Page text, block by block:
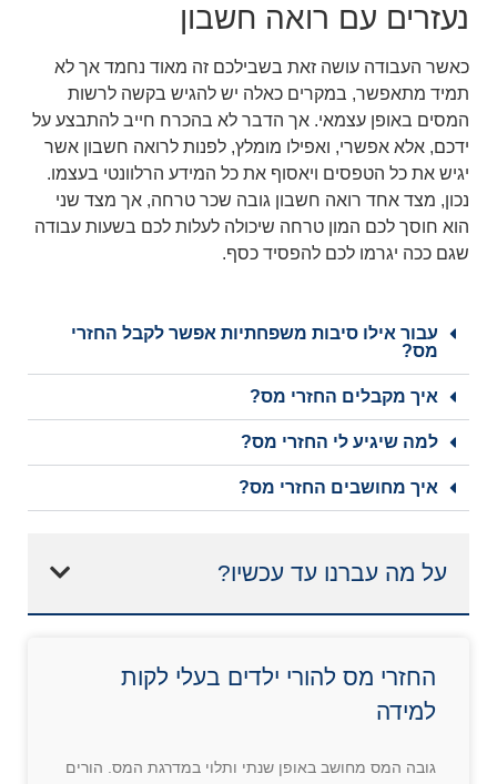
נעזרים עם רואה חשבון
כאשר העבודה עושה זאת בשבילכם זה מאוד נחמד אך לא
תמיד מתאפשר, במקרים כאלה יש להגיש בקשה לרשות
המסים באופן עצמאי. אך הדבר לא בהכרח חייב להתבצע על
ידכם, אלא אפשרי, ואפילו מומלץ, לפנות לרואה חשבון אשר
יגיש את כל הטפסים ויאסוף את כל המידע הרלוונטי בעצמו.
נכון, מצד אחד רואה חשבון גובה שכר טרחה, אך מצד שני
הוא חוסך לכם המון טרחה שיכולה לעלות לכם בשעות עבודה
שגם ככה יגרמו לכם להפסיד כסף.
עבור אילו סיבות משפחתיות אפשר לקבל החזרי
מס?
איך מקבלים החזרי מס?
למה שיגיע לי החזרי מס?
איך מחושבים החזרי מס?
על מה עברנו עד עכשיו?
החזרי מס להורי ילדים בעלי לקות
למידה
גובה המס מחושב באופן שנתי ותלוי במדרגת המס. הורים